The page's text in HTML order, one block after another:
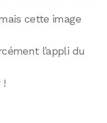
cette image
l’appli du
!